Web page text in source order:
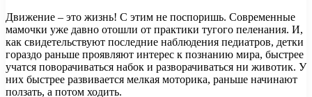
Движение – это жизнь! С этим не поспоришь. Современные
мамочки уже давно отошли от практики тугого пеленания. И,
как свидетельствуют последние наблюдения педиатров, детки
гораздо раньше проявляют интерес к познанию мира, быстрее
учатся поворачиваться набок и разворачиваться ни животик. У
них быстрее развивается мелкая моторика, раньше начинают
ползать, а потом ходить.